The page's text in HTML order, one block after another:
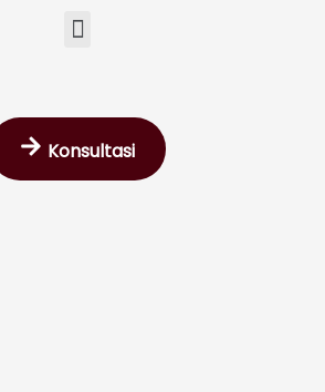
Menu
Konsultasi